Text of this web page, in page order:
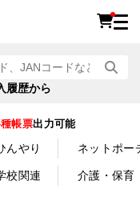
履歴から
帳票出力可能
んやり ネットポー
校関連 介護・保育